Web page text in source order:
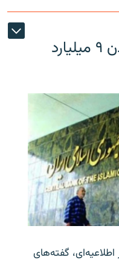
بانک مرکزی ایران گم شدن ۹ میلیارد
اطلاعیه‌ای، گفته‌های